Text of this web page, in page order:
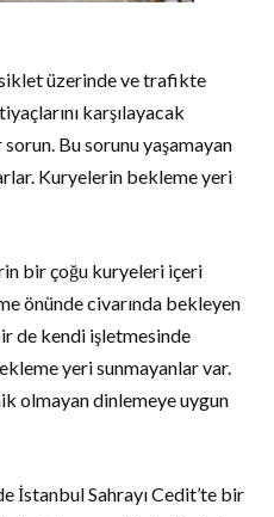
üzerinde ve trafikte
karşılayacak
Bu sorunu yaşamayan
Kuryelerin bekleme yeri
bir çoğu kuryeleri içeri
önünde civarında bekleyen
de kendi işletmesinde
yeri sunmayanlar var.
olmayan dinlemeye uygun
İstanbul Sahrayı Cedit’te bir